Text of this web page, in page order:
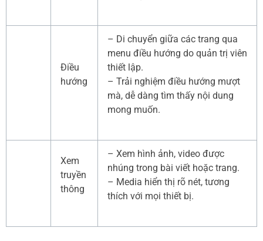
Điều
hướng
– Di chuyển giữa các trang qua
menu điều hướng do quản trị viên
thiết lập.
– Trải nghiệm điều hướng mượt
mà, dễ dàng tìm thấy nội dung
mong muốn.
Xem
truyền
thông
– Xem hình ảnh, video được
nhúng trong bài viết hoặc trang.
– Media hiển thị rõ nét, tương
thích với mọi thiết bị.